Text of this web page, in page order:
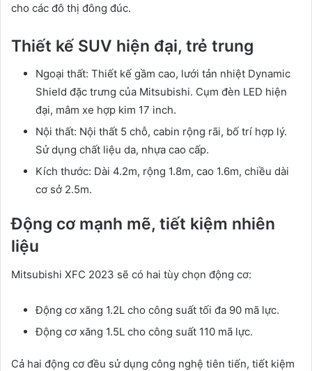
cho các đô thị đông đúc.
Thiết kế SUV hiện đại, trẻ trung
Ngoại thất: Thiết kế gầm cao, lưới tản nhiệt Dynamic
Shield đặc trưng của Mitsubishi. Cụm đèn LED hiện
đại, mâm xe hợp kim 17 inch.
Nội thất: Nội thất 5 chỗ, cabin rộng rãi, bố trí hợp lý.
Sử dụng chất liệu da, nhựa cao cấp.
Kích thước: Dài 4.2m, rộng 1.8m, cao 1.6m, chiều dài
cơ sở 2.5m.
Động cơ mạnh mẽ, tiết kiệm nhiên
liệu
Mitsubishi XFC 2023 sẽ có hai tùy chọn động cơ:
Động cơ xăng 1.2L cho công suất tối đa 90 mã lực.
Động cơ xăng 1.5L cho công suất 110 mã lực.
Cả hai động cơ đều sử dụng công nghệ tiên tiến, tiết kiệm